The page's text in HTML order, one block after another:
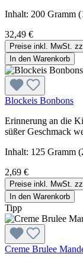
Inhalt: 200 Gramm
32,49 €
Preise inkl. MwSt.
In den Warenkorb
Blockeis Bonbons
Erinnerung an die
süßer Geschmack
Inhalt: 125 Gramm
2,69 €
Preise inkl. MwSt.
In den Warenkorb
Tipp
Creme Brulee